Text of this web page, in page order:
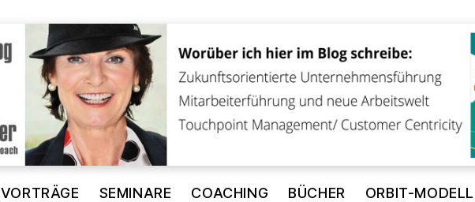
VORTRÄGE SEMINARE COACHING BÜCHER ORBIT-MODELL